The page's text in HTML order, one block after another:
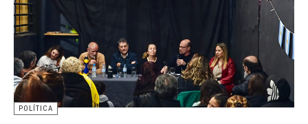
POLÍTICA